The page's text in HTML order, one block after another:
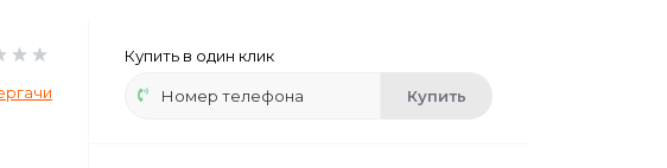
Купить в один клик
Купить